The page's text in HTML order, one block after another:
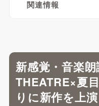
関連情報
新感覚・音楽
THEATRE×夏
りに新作を上演